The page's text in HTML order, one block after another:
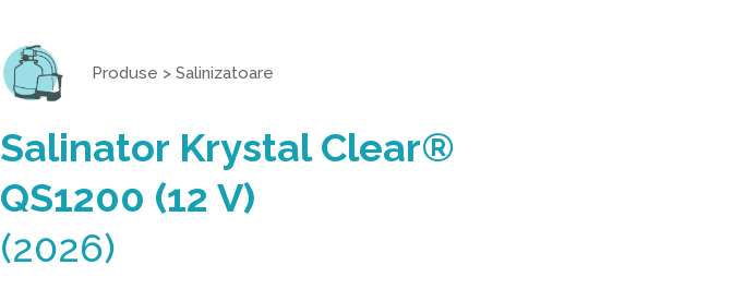
Produse > Salinizatoare
Salinator Krystal Clear®
QS1200 (12 V)
(2026)